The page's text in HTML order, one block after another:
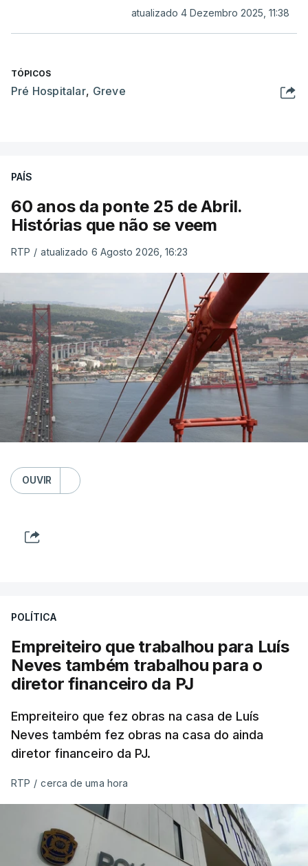
atualizado 4 Dezembro 2025, 11:38
TÓPICOS
Pré Hospitalar, Greve
PAÍS
60 anos da ponte 25 de Abril.
Histórias que não se veem
RTP / atualizado 6 Agosto 2026, 16:23
OUVIR
POLÍTICA
Empreiteiro que trabalhou para Luís
Neves também trabalhou para o
diretor financeiro da PJ
Empreiteiro que fez obras na casa de Luís
Neves também fez obras na casa do ainda
diretor financeiro da PJ.
RTP / cerca de uma hora